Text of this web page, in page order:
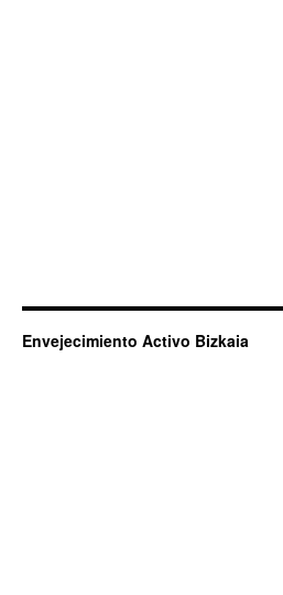
Envejecimiento Activo Bizkaia